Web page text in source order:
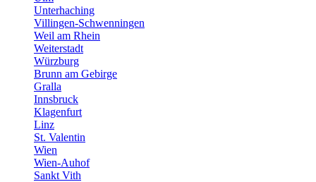
Unterhaching
Villingen-Schwenningen
Weil am Rhein
Weiterstadt
Würzburg
Brunn am Gebirge
Gralla
Innsbruck
Klagenfurt
Linz
St. Valentin
Wien
Wien-Auhof
Sankt Vith